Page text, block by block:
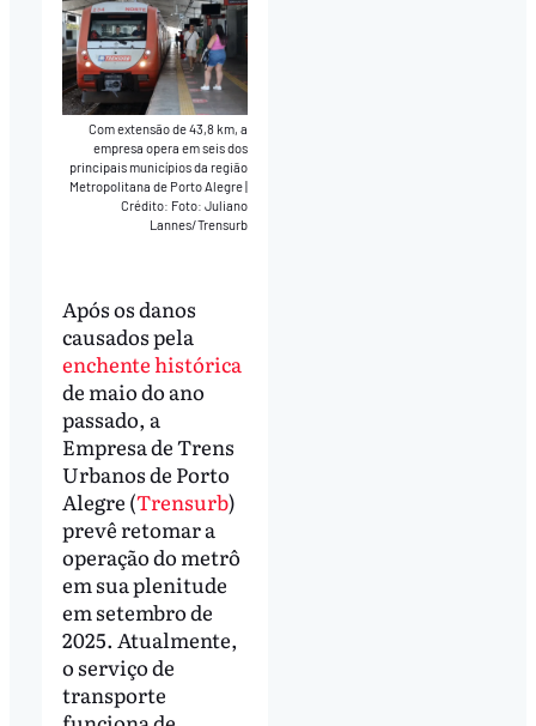
Com extensão de 43,8 km, a
empresa opera em seis dos
principais municípios da região
Metropolitana de Porto Alegre|
Crédito: Foto: Juliano
Lannes/Trensurb
Após os danos
causados pela
enchente histórica
de maio do ano
passado, a
Empresa de Trens
Urbanos de Porto
Alegre (Trensurb)
prevê retomar a
operação do metrô
em sua plenitude
em setembro de
2025. Atualmente,
o serviço de
transporte